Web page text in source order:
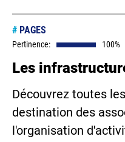
# PAGES
Pertinence: 100%
Les
Découvrez toutes
destination des
l'organisation